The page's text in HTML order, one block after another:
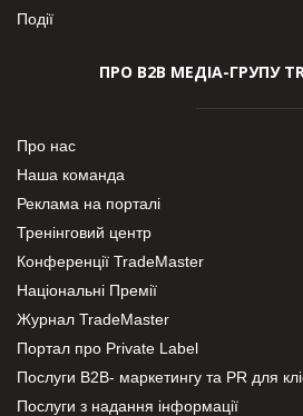
Події
ПРО В2В МЕДІА-ГРУПУ
Про нас
Наша команда
Реклама на порталі
Тренінговий центр
Конференції TradeMaster
Національні Премії
Журнал TradeMaster
Портал про Private Label
Послуги В2В- маркетингу та PR для
Послуги з надання інформації